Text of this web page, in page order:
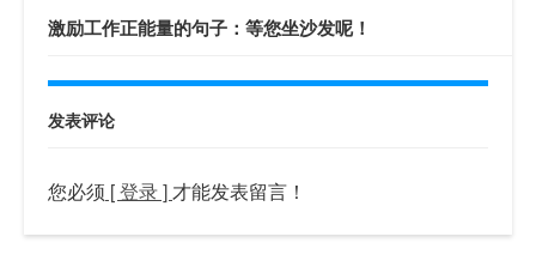
激励工作正能量的句子：等您坐沙发呢！
发表评论
您必须 [ 登录 ] 才能发表留言！